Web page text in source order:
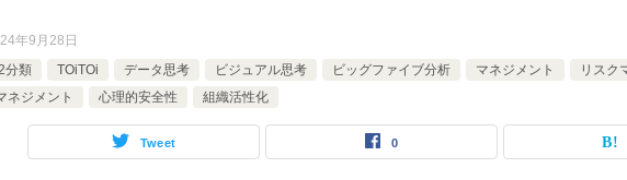
年9月28日
分類 TOiTOi データ思考 ビジュアル思考 ビッグファイブ分析 マネジメント
リスク
ネジメント
心理的安全性 組織活性化
Tweet 0